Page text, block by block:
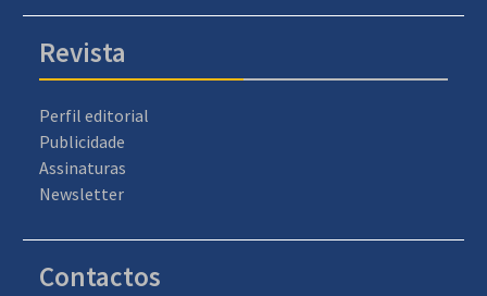
Revista
Perfil editorial
Publicidade
Assinaturas
Newsletter
Contactos